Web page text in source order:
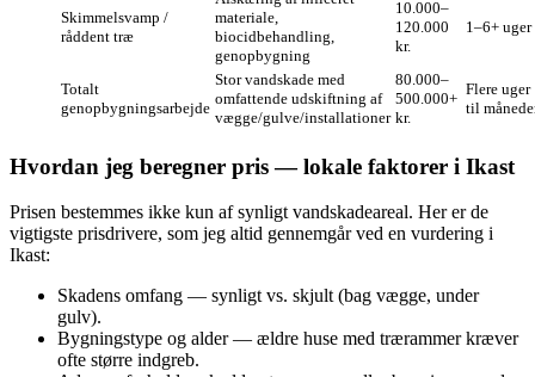
Skimmelsvamp /
råddent træ
materiale,
biocidbehandling,
genopbygning
10.000–
120.000
kr.
1–6+ uger
Totalt
genopbygningsarbejde
Stor vandskade med
omfattende udskiftning af
vægge/gulve/installationer
80.000–
500.000+
kr.
Flere uger
til
Hvordan jeg beregner pris — lokale faktorer i Ikast
Prisen bestemmes ikke kun af synligt vandskadeareal. Her er de
vigtigste prisdrivere, som jeg altid gennemgår ved en vurdering i
Ikast:
Skadens omfang — synligt vs. skjult (bag vægge, under
gulv).
Bygningstype og alder — ældre huse med trærammer kræver
ofte større indgreb.